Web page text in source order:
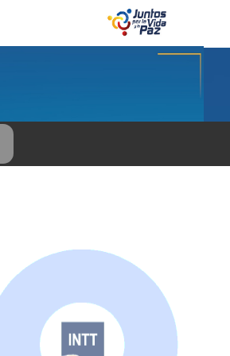
– Servicio Frecuente
del INTT Homologación
Medios Publicitarios Noticias